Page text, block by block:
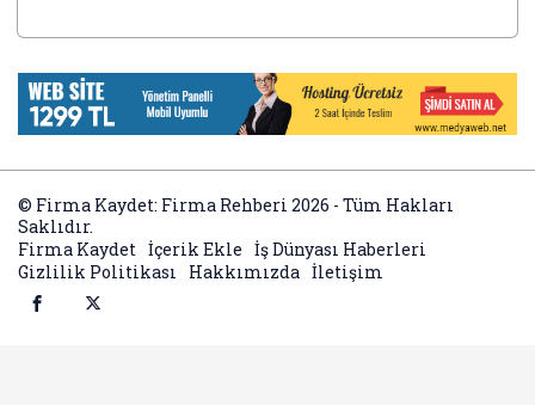
arttı
© Firma Kaydet: Firma Rehberi 2026 - Tüm Hakları
Saklıdır.
Firma Kaydet İçerik Ekle İş Dünyası Haberleri
Gizlilik Politikası
Hakkımızda İletişim